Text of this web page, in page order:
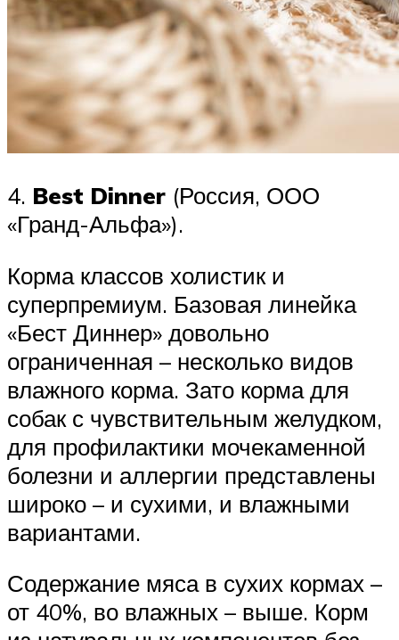
4. Best Dinner (Россия, ООО
«Гранд-Альфа»).
Корма классов холистик и
суперпремиум. Базовая линейка
«Бест Диннер» довольно
ограниченная – несколько видов
влажного корма. Зато корма для
собак с чувствительным желудком,
для профилактики мочекаменной
болезни и аллергии представлены
широко – и сухими, и влажными
вариантами.
Содержание мяса в сухих кормах –
от 40%, во влажных – выше. Корм